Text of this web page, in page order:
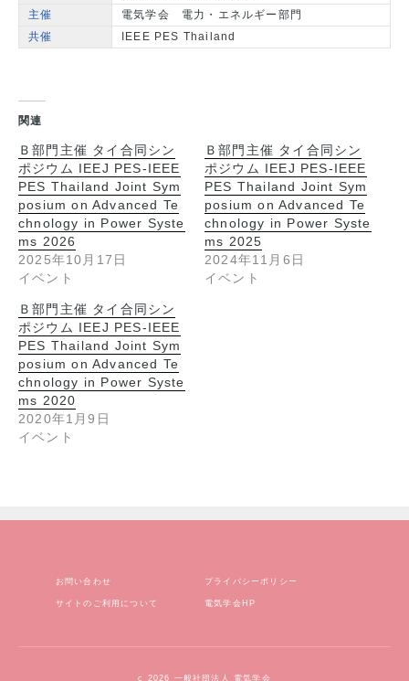
主催
電気学会 電力・エネルギー部門
共催
IEEE PES Thailand
関連
Ｂ部門主催 タイ合同シン
ポジウム IEEJ PES-IEEE
PES Thailand Joint Sym
posium on Advanced Te
chnology in Power Syste
ms 2026
2025年10月17日
イベント
Ｂ部門主催 タイ合同シン
ポジウム IEEJ PES-IEEE
PES Thailand Joint Sym
posium on Advanced Te
chnology in Power Syste
ms 2025
2024年11月6日
イベント
Ｂ部門主催 タイ合同シン
ポジウム IEEJ PES-IEEE
PES Thailand Joint Sym
posium on Advanced Te
chnology in Power Syste
ms 2020
2020年1月9日
イベント
お問い合わせ プライバシーポリシー
サイトのご利用について 電気学会HP
c 2026 一般社団法人 電気学会